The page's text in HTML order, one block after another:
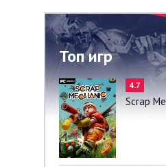
Топ игр
4.7
Scrap